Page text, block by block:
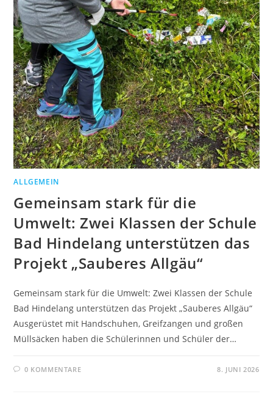
ALLGEMEIN
Gemeinsam stark für die
Umwelt: Zwei Klassen der Schule
Bad Hindelang unterstützen das
Projekt „Sauberes Allgäu“
Gemeinsam stark für die Umwelt: Zwei Klassen der Schule
Bad Hindelang unterstützen das Projekt „Sauberes Allgäu“
Ausgerüstet mit Handschuhen, Greifzangen und großen
Müllsäcken haben die Schülerinnen und Schüler der…
0 KOMMENTARE 8. JUNI 2026